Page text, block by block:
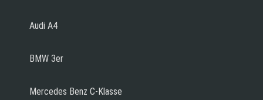
Audi A4
BMW 3er
Mercedes Benz C-Klasse